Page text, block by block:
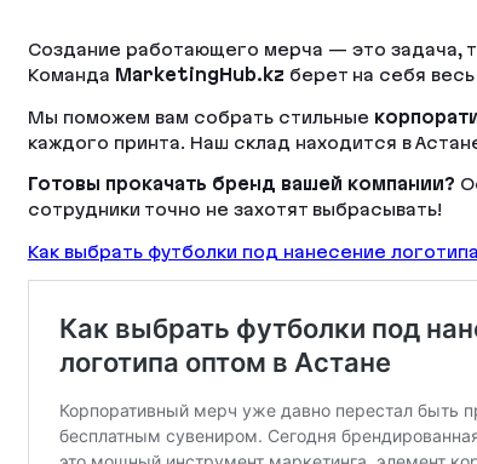
Создание работающего мерча — это задача,
Команда MarketingHub.kz берет на себя
Мы поможем вам собрать стильные
каждого принта. Наш склад находится в
Готовы прокачать бренд вашей компании?
сотрудники точно не захотят выбрасывать!
Как выбрать футболки под нанесение